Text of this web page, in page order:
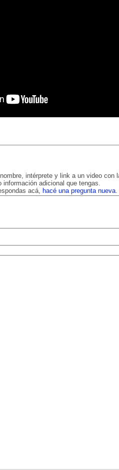
intérprete y link a un video con
adicional que tengas.
acá,
hacé una pregunta nueva.